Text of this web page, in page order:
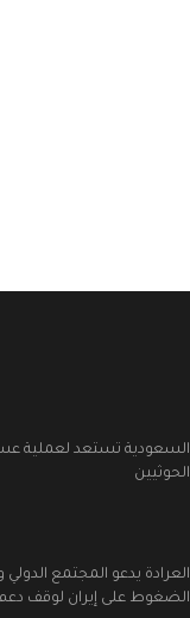
السعودية تستعد لعملية
الحوثيين
العرادة يدعو المجتمع
الضغوط على إيران لوقف دعم